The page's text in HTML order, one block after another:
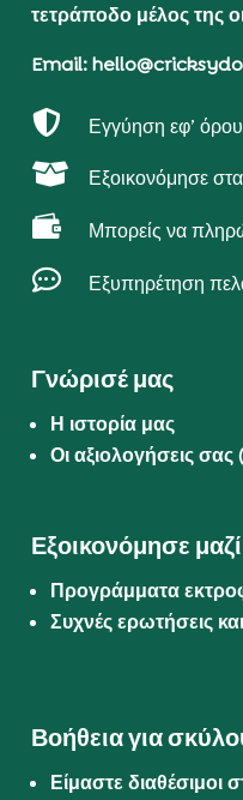
τετράποδο μέλος της
Email:
 Εγγύηση εφ’
 Εξοικονόμησε
 Μπορείς να
 Εξυπηρέτηση
Γνώρισέ μας
Η ιστορία μας
Οι αξιολογήσεις
Εξοικονόμησε
Προγράμματα
Συχνές ερωτήσεις
Βοήθεια για
Είμαστε